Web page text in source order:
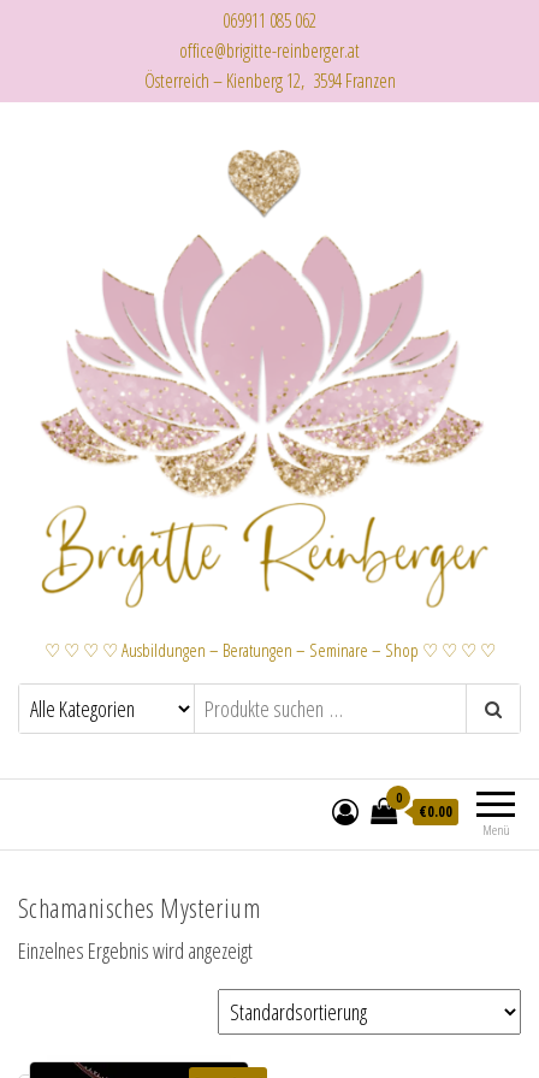
069911 085 062
office@brigitte-reinberger.at
Österreich – Kienberg 12, 3594 Franzen
♡ ♡ ♡ ♡ Ausbildungen – Beratungen – Seminare – Shop ♡ ♡ ♡ ♡
Menü
0
€0.00
Schamanisches Mysterium
Einzelnes Ergebnis wird angezeigt